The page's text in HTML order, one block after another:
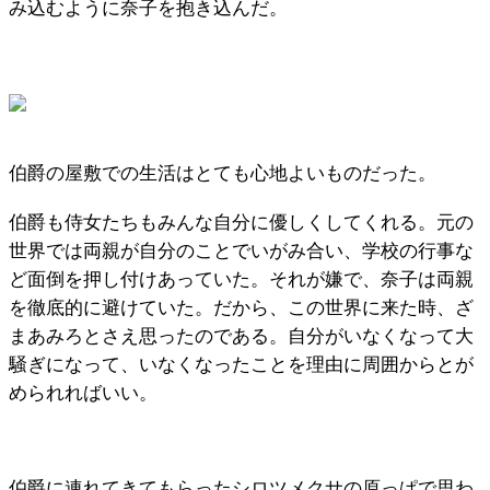
み込むように奈子を抱き込んだ。
伯爵の屋敷での生活はとても心地よいものだった。
伯爵も侍女たちもみんな自分に優しくしてくれる。元の
世界では両親が自分のことでいがみ合い、学校の行事な
ど面倒を押し付けあっていた。それが嫌で、奈子は両親
を徹底的に避けていた。だから、この世界に来た時、ざ
まあみろとさえ思ったのである。自分がいなくなって大
騒ぎになって、いなくなったことを理由に周囲からとが
められればいい。